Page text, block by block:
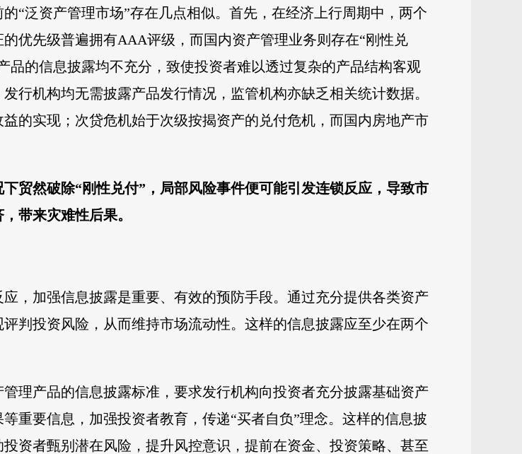
“泛资产管理市场”存在几点相似。首先，在经济上行周期中，两个
优先级普遍拥有AAA评级，而国内资产管理业务则存在“刚性兑
品的信息披露均不充分，致使投资者难以透过复杂的产品结构客观
行机构均无需披露产品发行情况，监管机构亦缺乏相关统计数据。
的实现；次贷危机始于次级按揭资产的兑付危机，而国内房地产市
贸然破除“刚性兑付”，局部风险事件便可能引发连锁反应，导致市
带来灾难性后果。
，加强信息披露是重要、有效的预防手段。通过充分提供各类资产
判投资风险，从而维持市场流动性。这样的信息披露应至少在两个
理产品的信息披露标准，要求发行机构向投资者充分披露基础资产
重要信息，加强投资者教育，传递“买者自负”理念。这样的信息披
资者甄别潜在风险，提升风控意识，提前在资金、投资策略、甚至